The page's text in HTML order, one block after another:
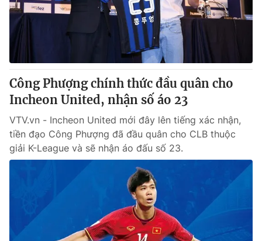
Công Phượng chính thức đầu quân cho
Incheon United, nhận số áo 23
VTV.vn - Incheon United mới đây lên tiếng xác nhận,
tiền đạo Công Phượng đã đầu quân cho CLB thuộc
giải K-League và sẽ nhận áo đấu số 23.